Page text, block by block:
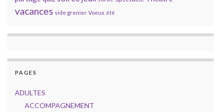
vacances vide grenier Voeux été
PAGES
ADULTES
ACCOMPAGNEMENT